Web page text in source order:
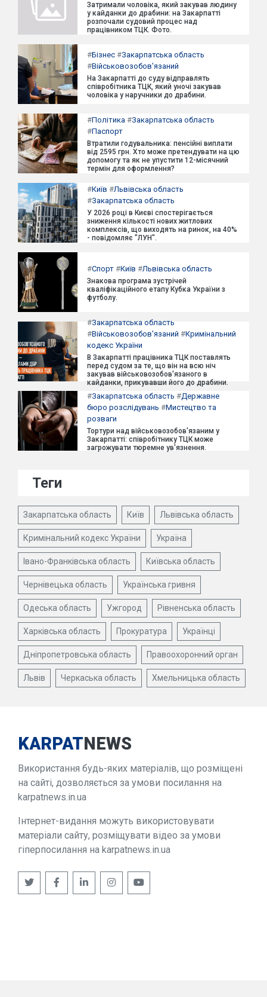
Затримали чоловіка, який закував людину
у кайданки до драбини: на Закарпатті
розпочали судовий процес над
працівником ТЦК. Фото.
#Бізнес #Закарпатська область
#Військовозобов'язаний
На Закарпатті до суду відправлять
співробітника ТЦК, який уночі закував
чоловіка у наручники до драбини.
#Політика #Закарпатська область
#Паспорт
Втратили годувальника: пенсійні виплати
від 2595 грн. Хто може претендувати на цю
допомогу та як не упустити 12-місячний
термін для оформлення?
#Київ #Львівська область
#Закарпатська область
У 2026 році в Києві спостерігається
зниження кількості нових житлових
комплексів, що виходять на ринок, на 40%
- повідомляє "ЛУН".
#Спорт #Київ #Львівська область
Знакова програма зустрічей
кваліфікаційного етапу Кубка України з
футболу.
#Закарпатська область
#Військовозобов'язаний #Кримінальний
кодекс України
В Закарпатті працівника ТЦК поставлять
перед судом за те, що він на всю ніч
закував військовозобов'язаного в
кайданки, прикувавши його до драбини.
#Закарпатська область #Державне
бюро розслідувань #Мистецтво та
розваги
Тортури над військовозобов'язаним у
Закарпатті: співробітнику ТЦК може
загрожувати тюремне ув'язнення.
Теги
Закарпатська область Київ Львівська область
Кримінальний кодекс України Україна
Івано-Франківська область Київська область
Чернівецька область Українська гривня
Одеська область Ужгород Рівненська область
Харківська область Прокуратура Українці
Дніпропетровська область Правоохоронний орган
Львів Черкаська область Хмельницька область
KARPATNEWS
Використання будь-яких матеріалів, що розміщені
на сайті, дозволяється за умови посилання на
karpatnews.in.ua
Інтернет-видання можуть використовувати
матеріали сайту, розміщувати відео за умови
гіперпосилання на karpatnews.in.ua